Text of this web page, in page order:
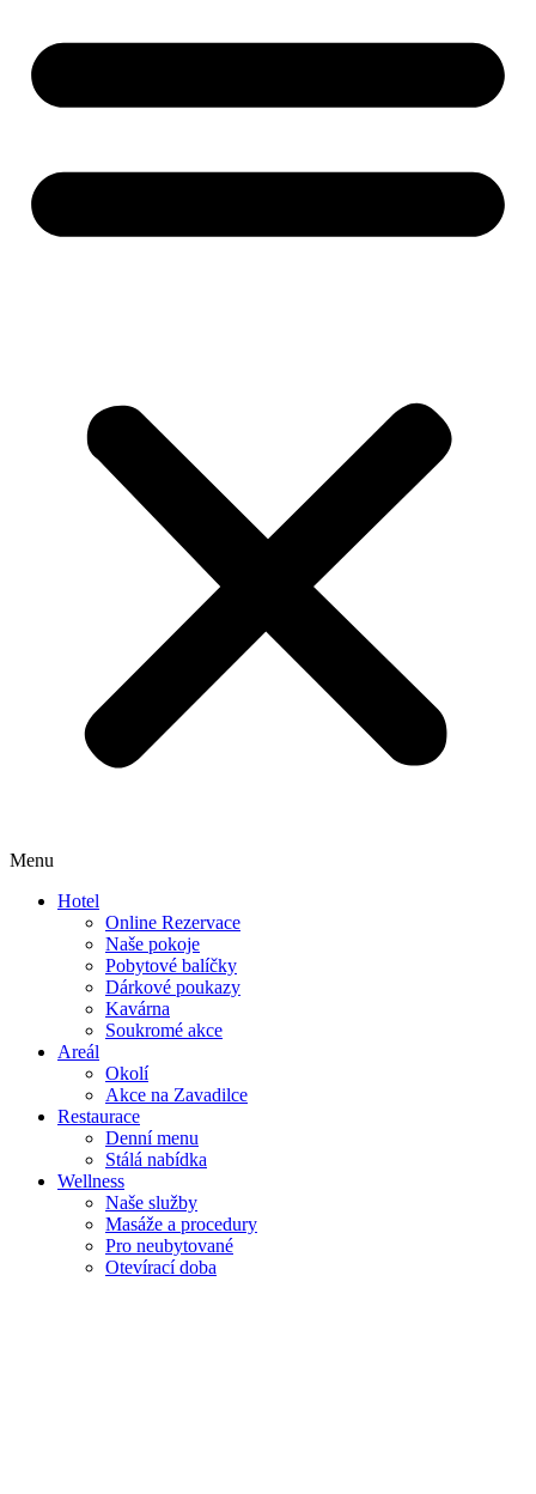
Menu
Hotel
Online Rezervace
Naše pokoje
Pobytové balíčky
Dárkové poukazy
Kavárna
Soukromé akce
Areál
Okolí
Akce na Zavadilce
Restaurace
Denní menu
Stálá nabídka
Wellness
Naše služby
Masáže a procedury
Pro neubytované
Otevírací doba